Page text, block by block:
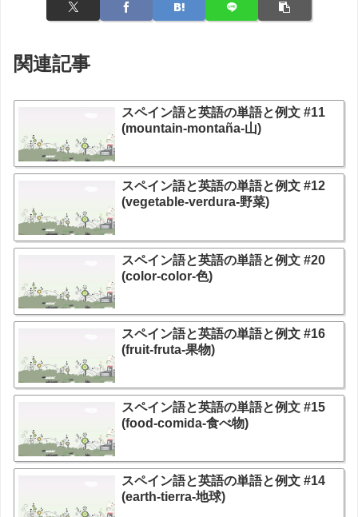
関連記事
スペイン語と英語の単語と例文 #11
(mountain-montaña-山)
スペイン語と英語の単語と例文 #12
(vegetable-verdura-野菜)
スペイン語と英語の単語と例文 #20
(color-color-色)
スペイン語と英語の単語と例文 #16
(fruit-fruta-果物)
スペイン語と英語の単語と例文 #15
(food-comida-食べ物)
スペイン語と英語の単語と例文 #14
(earth-tierra-地球)